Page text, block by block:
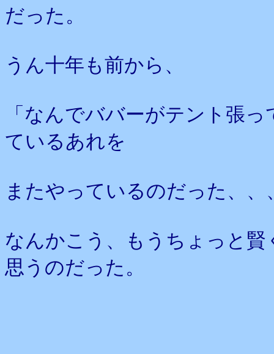
だった。
うん十年も前から、
「なんでババーがテント張
ているあれを
またやっているのだった、、
なんかこう、もうちょっと
思うのだった。